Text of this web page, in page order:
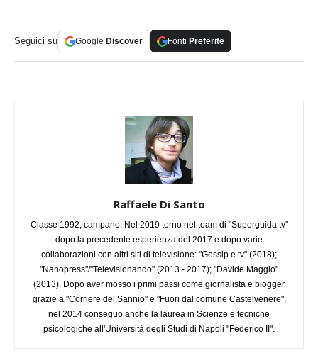
Seguici su Google Discover Fonti Preferite
Raffaele Di Santo
Classe 1992, campano. Nel 2019 torno nel team di "Superguida tv"
dopo la precedente esperienza del 2017 e dopo varie
collaborazioni con altri siti di televisione: "Gossip e tv" (2018);
"Nanopress"/"Televisionando" (2013 - 2017); "Davide Maggio"
(2013). Dopo aver mosso i primi passi come giornalista e blogger
grazie a "Corriere del Sannio" e "Fuori dal comune Castelvenere",
nel 2014 conseguo anche la laurea in Scienze e tecniche
psicologiche all'Università degli Studi di Napoli "Federico II".